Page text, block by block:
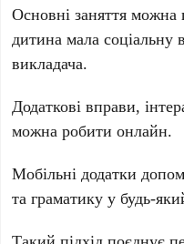
Основні заняття
дитина мала соціальну
викладача.
Додаткові вправи,
можна робити онлайн.
Мобільні додатки
та граматику у будь-